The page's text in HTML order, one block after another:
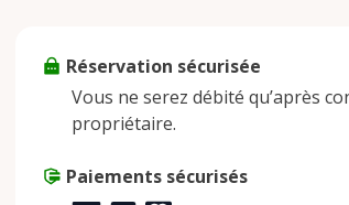
Réservation sécurisée
Vous ne serez débité qu’après
propriétaire.
Paiements sécurisés